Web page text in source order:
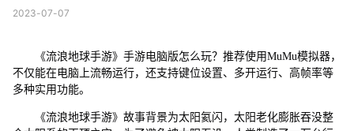
2023-07-07
《流浪地球手游》手游电脑版怎么玩？推荐使用MuMu模拟器，
不仅能在电脑上流畅运行，还支持键位设置、多开运行、高帧率等
多种实用功能。
《流浪地球手游》故事背景为太阳氦闪，太阳老化膨胀吞没整